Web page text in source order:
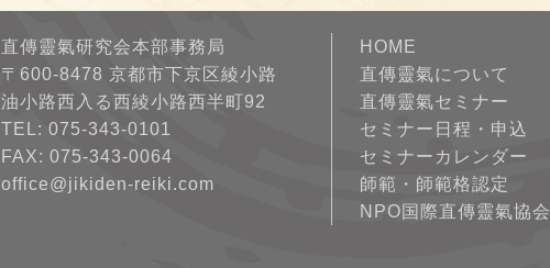
直傳靈氣研究会本部事務局
〒600-8478 京都市下京区綾小路
油小路西入る西綾小路西半町92
TEL: 075-343-0101
FAX: 075-343-0064
office@jikiden-reiki.com
HOME
直傳靈氣について
直傳靈氣セミナー
セミナー日程・申込
セミナーカレンダー
師範・師範格認定
NPO国際直傳靈氣協会